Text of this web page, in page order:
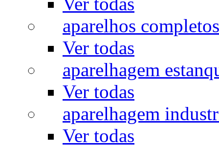
aparelhos completos
Ver todas
aparelhagem
Ver todas
aparelhagem
Ver todas